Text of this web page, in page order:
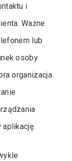
i
Ważne
lub
osoby
organizacja